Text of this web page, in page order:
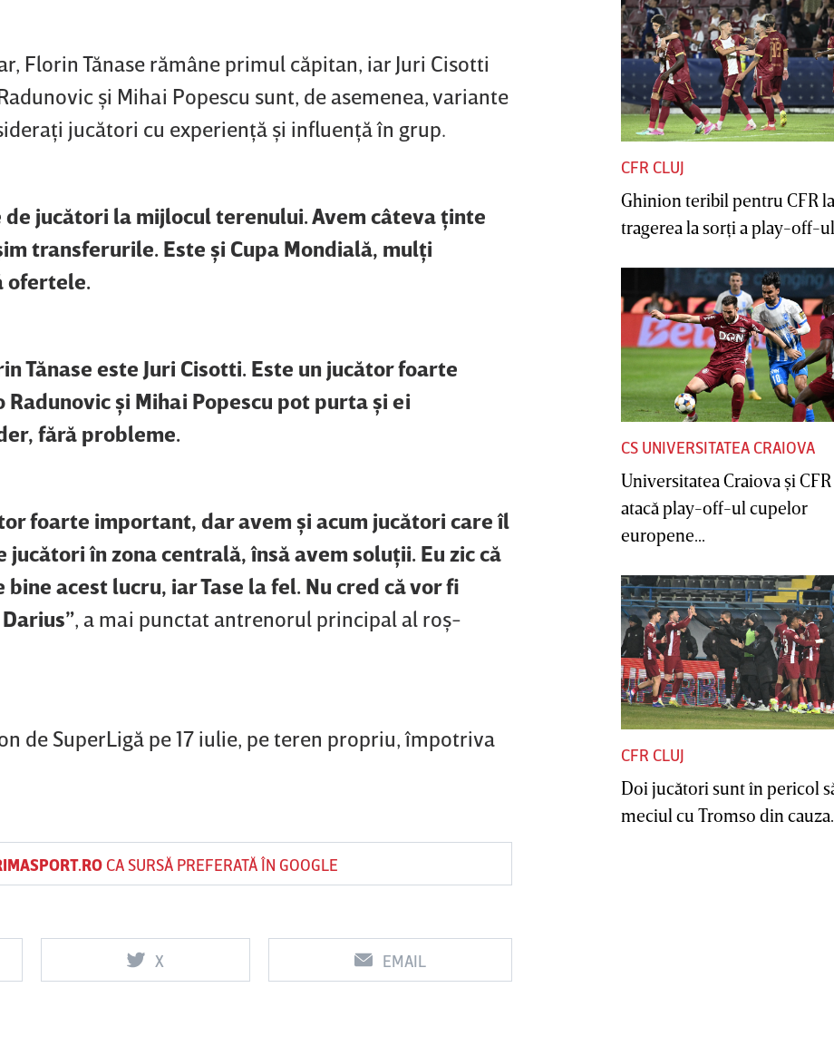
Florin Tănase rămâne primul căpitan, iar Juri Cisotti
şi Mihai Popescu sunt, de asemenea, variante
jucători cu experienţă şi influenţă în grup.
jucători la mijlocul terenului. Avem câteva ţinte
transferurile. Este şi Cupa Mondială, mulţi
ofertele.
Tănase este Juri Cisotti. Este un jucător foarte
şi Mihai Popescu pot purta şi ei
fără probleme.
foarte important, dar avem şi acum jucători care îl
jucători în zona centrală, însă avem soluţii. Eu zic că
acest lucru, iar Tase la fel. Nu cred că vor fi
, a mai punctat antrenorul principal al roş-
de SuperLigă pe 17 iulie, pe teren propriu, împotriva
CA SURSĂ PREFERATĂ ÎN GOOGLE
X EMAIL
CFR CLUJ
Ghinion teribil pentru CFR la
tragerea la sorţi a play-off-
CS UNIVERSITATEA CRAIOVA
Universitatea Craiova şi
atacă play-off-ul cupelor
europene...
CFR CLUJ
Doi jucători sunt în pericol
meciul cu Tromso din